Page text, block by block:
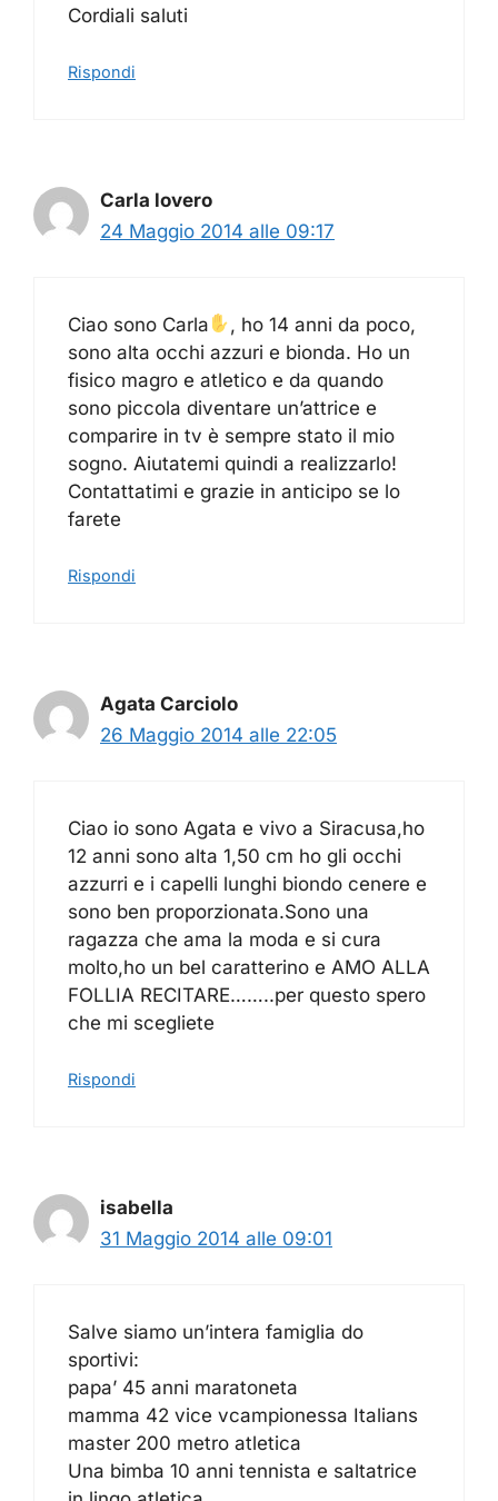
Cordiali saluti
Rispondi
Carla lovero
24 Maggio 2014 alle 09:17
Ciao sono Carla
, ho 14 anni da poco,
sono alta occhi azzuri e bionda. Ho un
fisico magro e atletico e da quando
sono piccola diventare un’attrice e
comparire in tv è sempre stato il mio
sogno. Aiutatemi quindi a realizzarlo!
Contattatimi e grazie in anticipo se lo
farete
Rispondi
Agata Carciolo
26 Maggio 2014 alle 22:05
Ciao io sono Agata e vivo a Siracusa,ho
12 anni sono alta 1,50 cm ho gli occhi
azzurri e i capelli lunghi biondo cenere e
sono ben proporzionata.Sono una
ragazza che ama la moda e si cura
molto,ho un bel caratterino e AMO ALLA
FOLLIA RECITARE……..per questo spero
che mi scegliete
Rispondi
isabella
31 Maggio 2014 alle 09:01
Salve siamo un’intera famiglia do
sportivi:
papa’ 45 anni maratoneta
mamma 42 vice vcampionessa Italians
master 200 metro atletica
Una bimba 10 anni tennista e saltatrice